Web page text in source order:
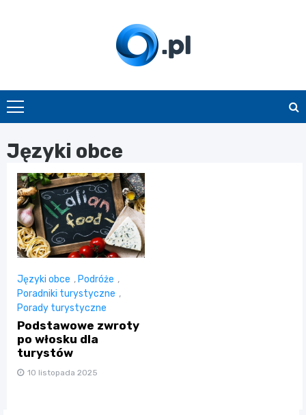
O.pl
Języki obce
Języki obce , Podróże ,
Poradniki turystyczne ,
Porady turystyczne
Podstawowe zwroty
po włosku dla
turystów
10 listopada 2025